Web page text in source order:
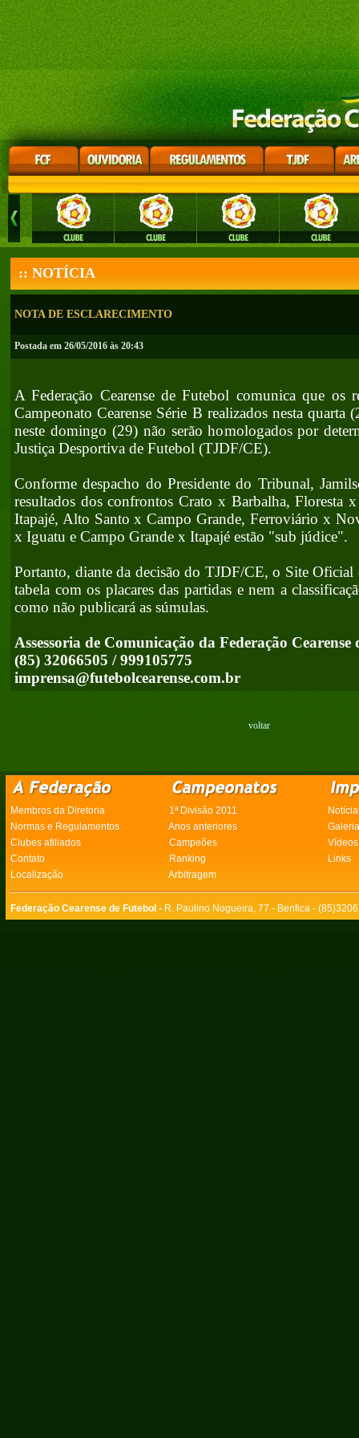
:: NOTÍCIA
NOTA DE ESCLARECIMENTO
Postada em 26/05/2016 às 20:43
A Federação Cearense de Futebol comunica que os
Campeonato Cearense Série B realizados nesta quarta
neste domingo (29) não serão homologados por
Justiça Desportiva de Futebol (TJDF/CE).
Conforme despacho do Presidente do Tribunal,
resultados dos confrontos Crato x Barbalha, Floresta
Itapajé, Alto Santo x Campo Grande, Ferroviário x
x Iguatu e Campo Grande x Itapajé estão "sub júdice".
Portanto, diante da decisão do TJDF/CE, o Site Oficial
tabela com os placares das partidas e nem a
como não publicará as súmulas.
Assessoria de Comunicação da Federação Cearense
(85) 32066505 / 999105775
imprensa@futebolcearense.com.br
voltar
Membros da Diretoria 1ª Divisão 2011
Normas e Regulamentos
Anos anteriores
Clubes afiliados
Campeões
Vídeos
Contato
Ranking
Links
Localização
Arbitragem
Federação Cearense de Futebol - R. Paulino Nogueira, 77 - Benfica -